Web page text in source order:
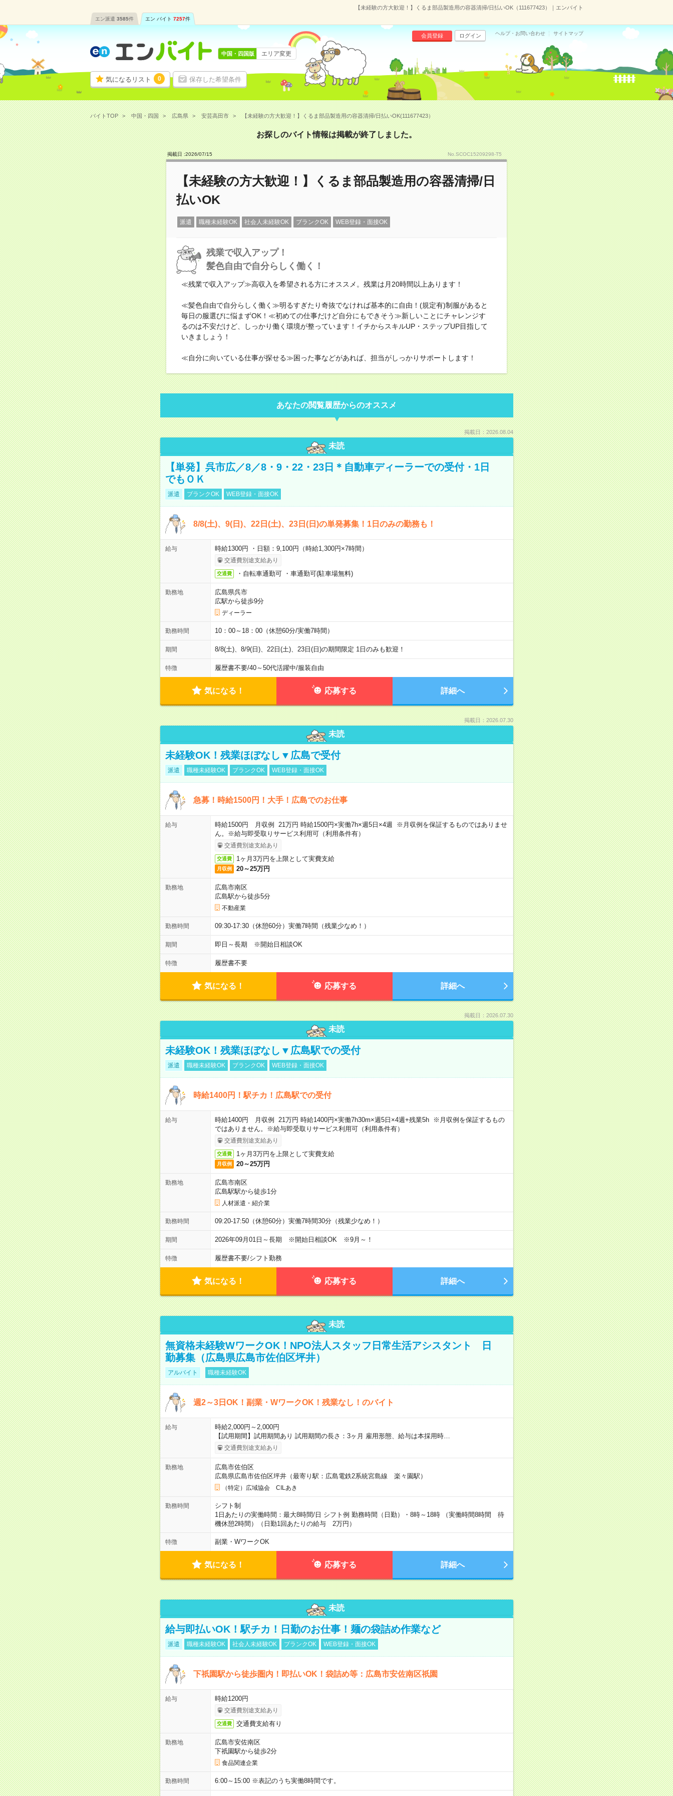
【未経験の方大歓迎！】くるま部品製造用の容器清掃/日払いOK（111677423）｜エンバイト
エン派遣 3585件 エン バイト 7257件
気になるリスト 0 保存した希望条件
会員登録 ログイン ヘルプ・お問い合わせ サイトマップ
中国・四国版 エリア変更
バイトTOP 中国・四国 広島県 安芸高田市 【未経験の方大歓迎！】くるま部品製造用の容器清掃/日払いOK(111677423）
お探しのバイト情報は掲載が終了しました。
掲載日 :2026/07/15 No.SCOC15209298-T5
【未経験の方大歓迎！】くるま部品製造用の容器清掃/日
払いOK
派遣 職種未経験OK 社会人未経験OK ブランクOK WEB登録・面接OK
残業で収入アップ！
髪色自由で自分らしく働く！
≪残業で収入アップ≫高収入を希望される方にオススメ。残業は月20時間以上あります！
≪髪色自由で自分らしく働く≫明るすぎたり奇抜でなければ基本的に自由！(規定有)制服があると
毎日の服選びに悩まずOK！≪初めての仕事だけど自分にもできそう≫新しいことにチャレンジす
るのは不安だけど、しっかり働く環境が整っています！イチからスキルUP・ステップUP目指して
いきましょう！
≪自分に向いている仕事が探せる≫困った事などがあれば、担当がしっかりサポートします！
あなたの閲覧履歴からのオススメ
掲載日：2026.08.04
未読
【単発】呉市広／8／8・9・22・23日＊自動車ディーラーでの受付・1日
でもＯＫ
派遣 ブランクOK WEB登録・面接OK
8/8(土)、9(日)、22日(土)、23日(日)の単発募集！1日のみの勤務も！
給与 時給1300円 ・日額：9,100円（時給1,300円×7時間）
交通費別途支給あり
交通費 ・自転車通勤可 ・車通勤可(駐車場無料)
勤務地
広島県呉市
広駅から徒歩9分
ディーラー
勤務時間 10：00～18：00（休憩60分/実働7時間）
期間 8/8(土)、8/9(日)、22日(土)、23日(日)の期間限定 1日のみも歓迎！
特徴 履歴書不要/40～50代活躍中/服装自由
気になる！ 応募する 詳細へ
掲載日：2026.07.30
未読
未経験OK！残業ほぼなし▼広島で受付
派遣 職種未経験OK ブランクOK WEB登録・面接OK
急募！時給1500円！大手！広島でのお仕事
給与
時給1500円 月収例 21万円 時給1500円×実働7h×週5日×4週 ※月収例を保証するものではありませ
ん。※給与即受取りサービス利用可（利用条件有）
交通費別途支給あり
交通費 1ヶ月3万円を上限として実費支給
月収例 20～25万円
勤務地
広島市南区
広島駅から徒歩5分
不動産業
勤務時間 09:30-17:30（休憩60分）実働7時間（残業少なめ！）
期間 即日～長期 ※開始日相談OK
特徴 履歴書不要
気になる！ 応募する 詳細へ
掲載日：2026.07.30
未読
未経験OK！残業ほぼなし▼広島駅での受付
派遣 職種未経験OK ブランクOK WEB登録・面接OK
時給1400円！駅チカ！広島駅での受付
給与
時給1400円 月収例 21万円 時給1400円×実働7h30m×週5日×4週+残業5h ※月収例を保証するもの
ではありません。※給与即受取りサービス利用可（利用条件有）
交通費別途支給あり
交通費 1ヶ月3万円を上限として実費支給
月収例 20～25万円
勤務地
広島市南区
広島駅駅から徒歩1分
人材派遣・紹介業
勤務時間 09:20-17:50（休憩60分）実働7時間30分（残業少なめ！）
期間 2026年09月01日～長期 ※開始日相談OK ※9月～！
特徴 履歴書不要/シフト勤務
気になる！ 応募する 詳細へ
未読
無資格未経験WワークOK！NPO法人スタッフ日常生活アシスタント 日
勤募集（広島県広島市佐伯区坪井）
アルバイト 職種未経験OK
週2～3日OK！副業・WワークOK！残業なし！のバイト
給与
時給2,000円～2,000円
【試用期間】試用期間あり 試用期間の長さ：3ヶ月 雇用形態、給与は本採用時…
交通費別途支給あり
勤務地
広島市佐伯区
広島県広島市佐伯区坪井（最寄り駅：広島電鉄2系統宮島線 楽々園駅）
（特定）広域協会 CILあき
勤務時間
シフト制
1日あたりの実働時間：最大8時間/日 シフト例 勤務時間（日勤）・8時～18時 （実働時間8時間 待
機休憩2時間）（日勤1回あたりの給与 2万円）
特徴 副業・WワークOK
気になる！ 応募する 詳細へ
未読
給与即払いOK！駅チカ！日勤のお仕事！麺の袋詰め作業など
派遣 職種未経験OK 社会人未経験OK ブランクOK WEB登録・面接OK
下祇園駅から徒歩圏内！即払いOK！袋詰め等：広島市安佐南区祇園
給与 時給1200円
交通費別途支給あり
交通費 交通費支給有り
勤務地
広島市安佐南区
下祇園駅から徒歩2分
食品関連企業
勤務時間 6:00～15:00 ※表記のうち実働8時間です。